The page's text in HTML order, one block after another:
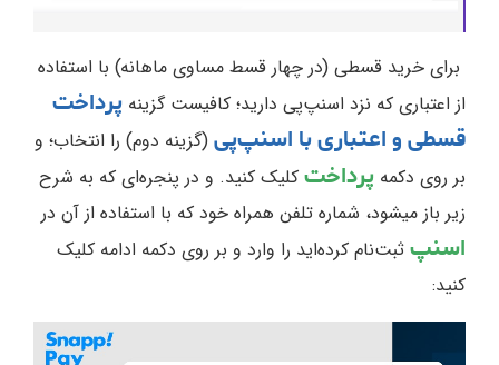
برای خرید قسطی (در چهار قسط مساوی ماهانه) با استفاده
از اعتباری که نزد اسنپ‌پی دارید؛ کافیست گزینه پرداخت
قسطی و اعتباری با اسنپ‌پی (گزینه دوم) را انتخاب؛ و
بر روی دکمه پرداخت کلیک کنید. و در پنجره‌ای که به شرح
زیر باز میشود، شماره تلفن همراه خود که با استفاده از آن در
اسنپ ثبت‌نام کرده‌اید را وارد و بر روی دکمه ادامه کلیک
کنید: